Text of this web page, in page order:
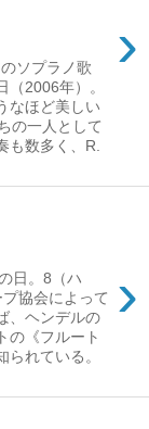
›
ソプラノ歌
2006年）。
なほど美しい
の一人として
も数多く、R.
›
日。8（ハ
協会によって
、ヘンデルの
の《フルート
れている。